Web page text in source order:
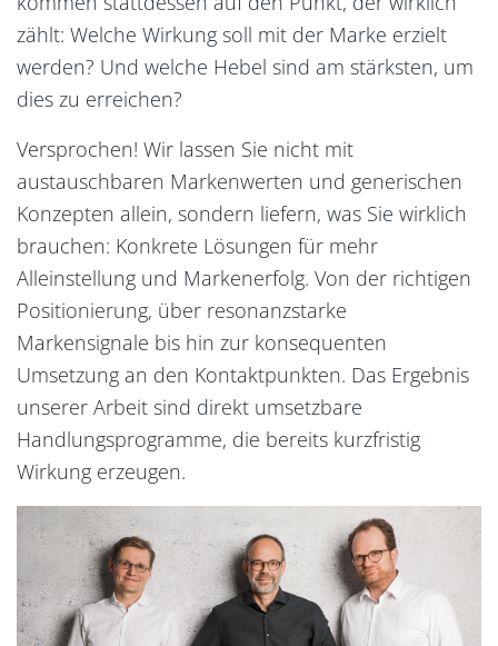
zählt: Welche Wirkung soll mit der Marke erzielt
werden? Und welche Hebel sind am stärksten, um
dies zu erreichen?
Versprochen! Wir lassen Sie nicht mit
austauschbaren Markenwerten und generischen
Konzepten allein, sondern liefern, was Sie wirklich
brauchen: Konkrete Lösungen für mehr
Alleinstellung und Markenerfolg. Von der richtigen
Positionierung, über resonanzstarke
Markensignale bis hin zur konsequenten
Umsetzung an den Kontaktpunkten. Das Ergebnis
unserer Arbeit sind direkt umsetzbare
Handlungsprogramme, die bereits kurzfristig
Wirkung erzeugen.